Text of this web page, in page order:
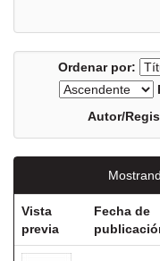
Ordenar por:
Autor/
Vista
previa
Fecha de